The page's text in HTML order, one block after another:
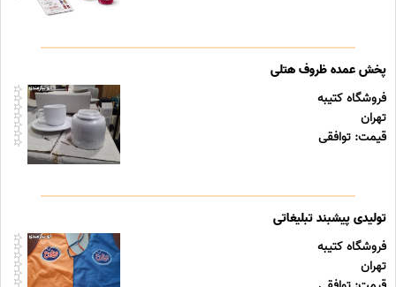
پخش عمده ظروف هتلی
فروشگاه کتیبه
تهران
قیمت: توافقی
تولیدی پیشبند تبلیغاتی
فروشگاه کتیبه
تهران